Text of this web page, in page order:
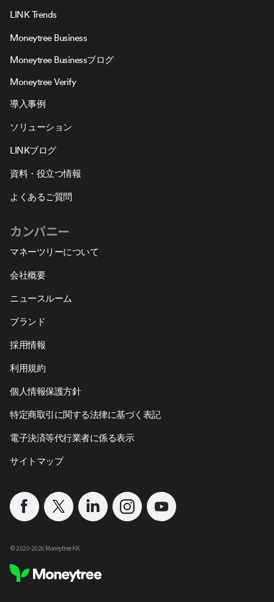
LINK Trends
Moneytree Business
Moneytree Businessブログ
Moneytree Verify
導入事例
ソリューション
LINKブログ
資料・役立つ情報
よくあるご質問
カンパニー
マネーツリーについて
会社概要
ニュースルーム
ブランド
採用情報
利用規約
個人情報保護方針
特定商取引に関する法律に基づく表記
電子決済等代行業者に係る表示
サイトマップ
©︎ 2020-2026 Moneytree KK.